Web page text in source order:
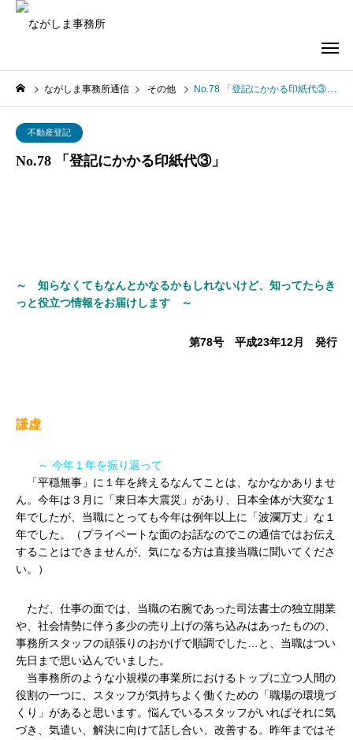
ながしま事務所通信 その他 No.78 「登記にかかる印紙代③」
不動産登記
No.78 「登記にかかる印紙代③」
～ 知らなくてもなんとかなるかもしれないけど、知ってたらき
っと役立つ情報をお届けします ～
第78号 平成23年12月 発行
謙虚
～ 今年１年を振り返って
「平穏無事」に１年を終えるなんてことは、なかなかありませ
ん。今年は３月に「東日本大震災」があり、日本全体が大変な１
年でしたが、当職にとっても今年は例年以上に「波瀾万丈」な１
年でした。（プライベートな面のお話なのでこの通信ではお伝え
することはできませんが、気になる方は直接当職に聞いてくださ
い。）
ただ、仕事の面では、当職の右腕であった司法書士の独立開業
や、社会情勢に伴う多少の売り上げの落ち込みはあったものの、
事務所スタッフの頑張りのおかげで順調でした…と、当職はつい
先日まで思い込んでいました。
当事務所のような小規模の事業所におけるトップに立つ人間の
役割の一つに、スタッフが気持ちよく働くための「職場の環境づ
くり」があると思います。悩んでいるスタッフがいればそれに気
づき、気遣い、解決に向けて話し合い、改善する。昨年まではそ